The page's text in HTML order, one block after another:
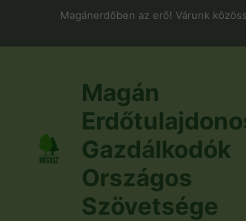
Magánerdőben az erő! Várunk
Magán
Gazdálkodók
Országos
Szövetsége